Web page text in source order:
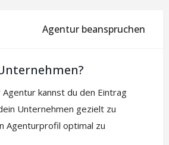
Agentur beanspruchen
kannst du den Eintrag
Unternehmen gezielt zu
Agenturprofil optimal zu